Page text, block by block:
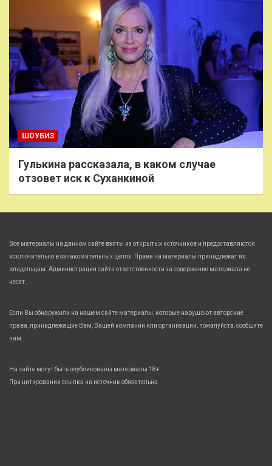
ШОУБИЗ
Гулькина рассказала, в каком случае
отзовет иск к Суханкиной
Все материалы на данном сайте взяты из открытых источников и предоставляются
исключительно в ознакомительных целях. Права на материалы принадлежат их
владельцам. Администрация сайта ответственности за содержание материала не
несет.
Если Вы обнаружили на нашем сайте материалы, которые нарушают авторские
права, принадлежащие Вам, Вашей компании или организации, пожалуйста, сообщите
нам.
На сайте могут быть опубликованы материалы 18+!
При цитировании ссылка на источник обязательна.